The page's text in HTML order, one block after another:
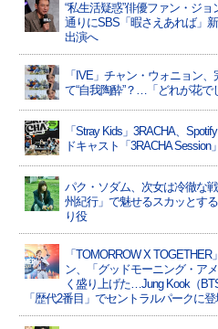
“私生活疑惑”俳優ファン・ジョ
通りにSBS「暇さえあれば」
出演へ
「IVE」チャン・ウォニョン、
て“自我陶酔”？…「どれが花で
「Stray Kids」3RACHA、
ドキャスト「3RACHA Session
パク・ソダム、次女は冷徹な
州紀行」で魅せるスカッとす
り役
「TOMORROW X TOGETHER
ン、「グッドモーニング・ア
く盛り上げた…Jung Kook（
「歴代2番目」でセントラルパークに登